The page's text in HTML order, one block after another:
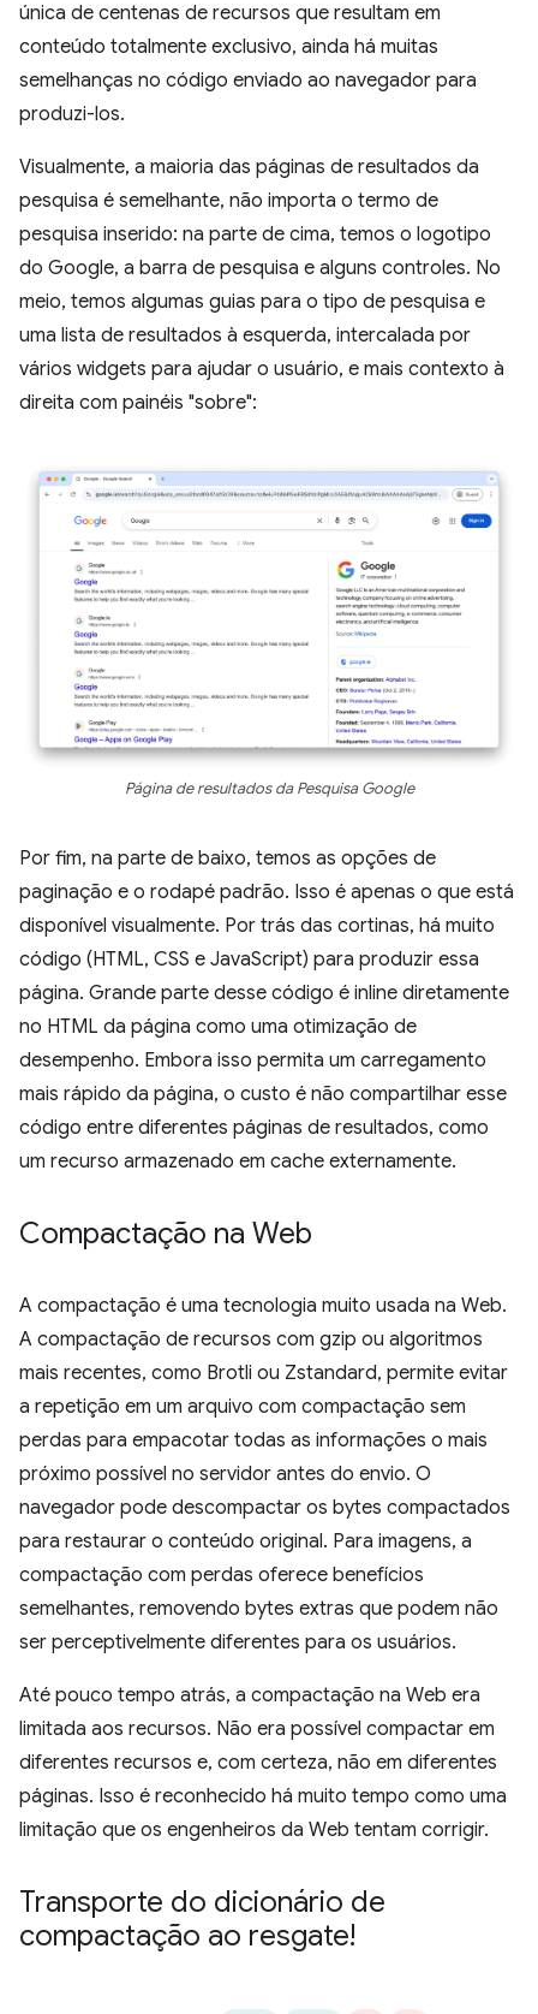
única de centenas de recursos que resultam em
conteúdo totalmente exclusivo, ainda há muitas
semelhanças no código enviado ao navegador para
produzi-los.
Visualmente, a maioria das páginas de resultados da
pesquisa é semelhante, não importa o termo de
pesquisa inserido: na parte de cima, temos o logotipo
do Google, a barra de pesquisa e alguns controles. No
meio, temos algumas guias para o tipo de pesquisa e
uma lista de resultados à esquerda, intercalada por
vários widgets para ajudar o usuário, e mais contexto à
direita com painéis "sobre":
Página de resultados da Pesquisa Google
Por fim, na parte de baixo, temos as opções de
paginação e o rodapé padrão. Isso é apenas o que está
disponível visualmente. Por trás das cortinas, há muito
código (HTML, CSS e JavaScript) para produzir essa
página. Grande parte desse código é inline diretamente
no HTML da página como uma otimização de
desempenho. Embora isso permita um carregamento
mais rápido da página, o custo é não compartilhar esse
código entre diferentes páginas de resultados, como
um recurso armazenado em cache externamente.
Compactação na Web
A compactação é uma tecnologia muito usada na Web.
A compactação de recursos com gzip ou algoritmos
mais recentes, como Brotli ou Zstandard, permite evitar
a repetição em um arquivo com compactação sem
perdas para empacotar todas as informações o mais
próximo possível no servidor antes do envio. O
navegador pode descompactar os bytes compactados
para restaurar o conteúdo original. Para imagens, a
compactação com perdas oferece benefícios
semelhantes, removendo bytes extras que podem não
ser perceptivelmente diferentes para os usuários.
Até pouco tempo atrás, a compactação na Web era
limitada aos recursos. Não era possível compactar em
diferentes recursos e, com certeza, não em diferentes
páginas. Isso é reconhecido há muito tempo como uma
limitação que os engenheiros da Web tentam corrigir.
Transporte do dicionário de
compactação ao resgate!